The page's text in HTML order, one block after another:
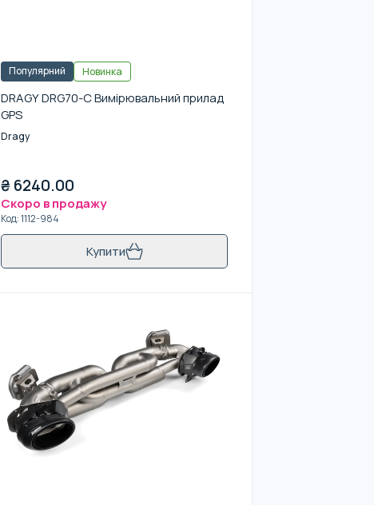
Популярний Новинка
DRAGY DRG70-C Вимірювальний прилад
GPS
Dragy
₴ 6240.00
Скоро в продажу
Код:1112-984
Купити